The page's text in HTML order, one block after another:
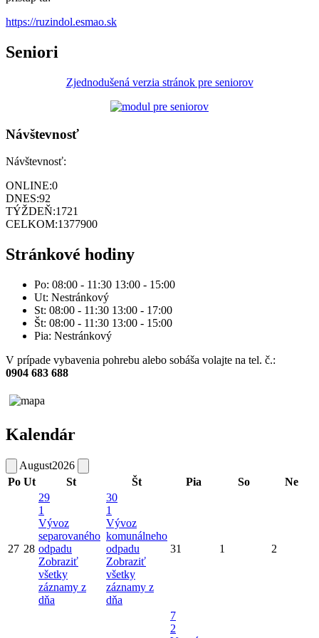
https://ruzindol.esmao.sk
Seniori
Zjednodušená verzia stránok pre seniorov
Návštevnosť
Návštevnosť:
ONLINE:0
DNES:92
TÝŽDEŇ:1721
CELKOM:1377900
Stránkové hodiny
Po: 08:00 - 11:30 13:00 - 15:00
Ut: Nestránkový
St: 08:00 - 11:30 13:00 - 17:00
Št: 08:00 - 11:30 13:00 - 15:00
Pia: Nestránkový
V prípade vybavenia pohrebu alebo sobáša volajte na tel. č.:
0904 683 688
Kalendár
August2026
Po Ut St Št Pia So Ne
27 28
29
1
Vývoz
separovaného
odpadu
Zobraziť
všetky
záznamy z
dňa
30
1
Vývoz
komunálneho
odpadu
Zobraziť
všetky
záznamy z
dňa
31 1 2
7
2